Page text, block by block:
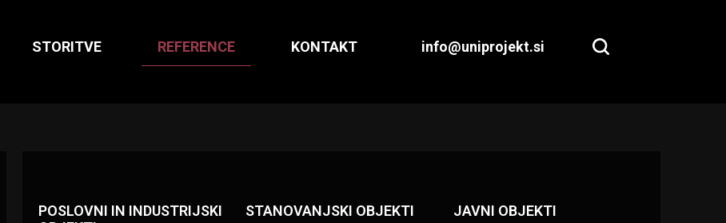
STORITVE REFERENCE KONTAKT info@uniprojekt.si
POSLOVNI IN INDUSTRIJSKI
STANOVANJSKI OBJEKTI JAVNI OBJEKTI